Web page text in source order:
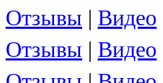
Отзывы | Видео
Отзывы | Видео